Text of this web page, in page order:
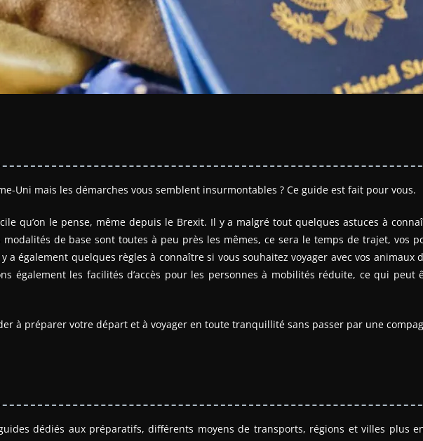
Uni mais les démarches vous semblent insurmontables ? Ce guide est fait pour vous.
qu’on le pense, même depuis le Brexit. Il y a malgré tout quelques astuces à
de base sont toutes à peu près les mêmes, ce sera le temps de trajet, vos
a également quelques règles à connaître si vous souhaitez voyager avec vos animaux
également les facilités d’accès pour les personnes à mobilités réduite, ce qui peut
à préparer votre départ et à voyager en toute tranquillité sans passer par une
dédiés aux préparatifs, différents moyens de transports, régions et villes plus